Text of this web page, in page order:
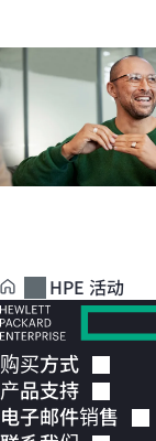
HPE 活动
购买方式
产品支持
电子邮件销售